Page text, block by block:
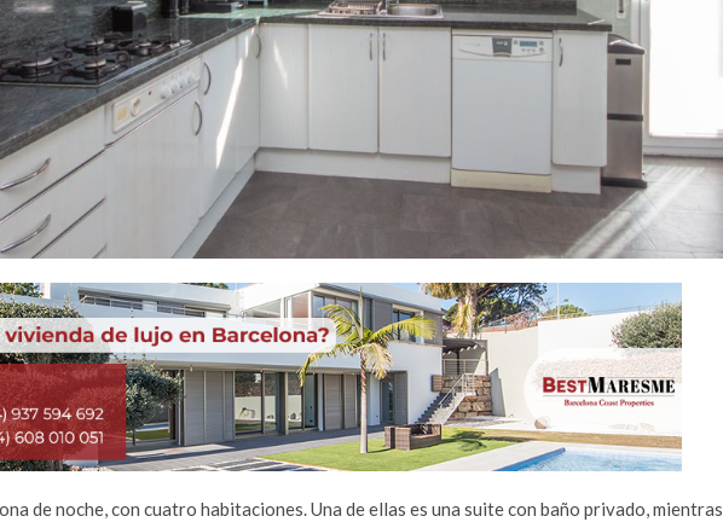
de noche, con cuatro habitaciones. Una de ellas es una suite con baño privado, mientras